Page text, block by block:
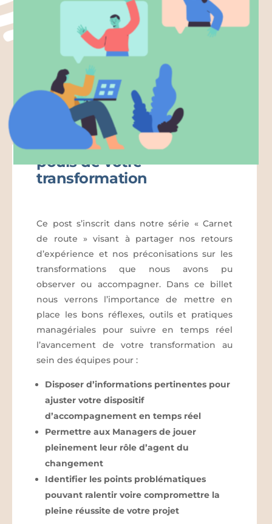
Carnet de route : suivez le
pouls de votre
transformation
Ce post s’inscrit dans notre série « Carnet
de route » visant à partager nos retours
d’expérience et nos préconisations sur les
transformations que nous avons pu
observer ou accompagner. Dans ce billet
nous verrons l’importance de mettre en
place les bons réflexes, outils et pratiques
managériales pour suivre en temps réel
l’avancement de votre transformation au
sein des équipes pour :
Disposer d’informations pertinentes pour
ajuster votre dispositif
d’accompagnement en temps réel
Permettre aux Managers de jouer
pleinement leur rôle d’agent du
changement
Identifier les points problématiques
pouvant ralentir voire compromettre la
pleine réussite de votre projet